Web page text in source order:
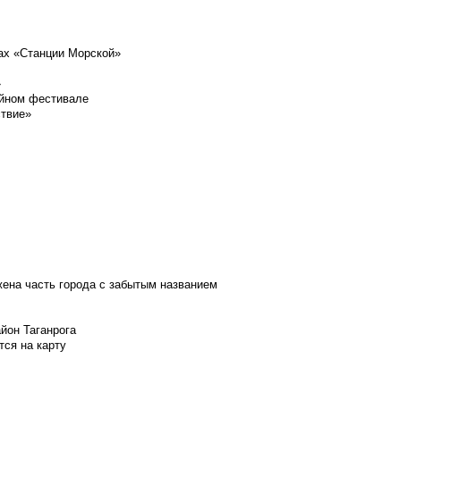
«Станции Морской»
фестивале
часть города с забытым названием
Таганрога
на карту